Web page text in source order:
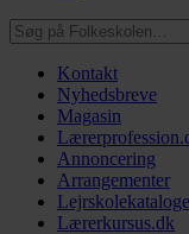
Søg på Folkeskolen…
Kontakt
Nyhedsbreve
Magasin
Annoncering
Arrangementer
Lærerkursus.dk